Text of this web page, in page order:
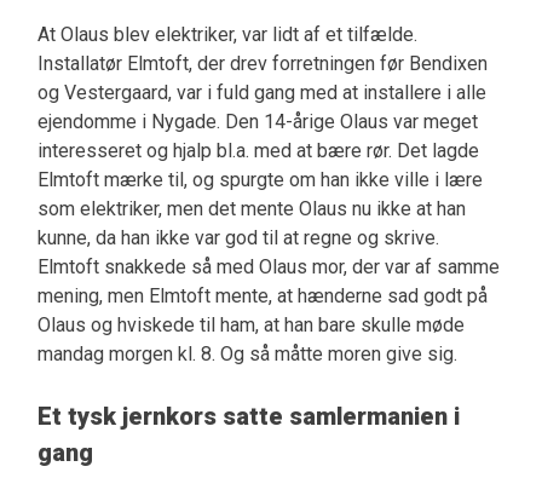
At Olaus blev elektriker, var lidt af et tilfælde.
Installatør Elmtoft, der drev forretningen før Bendixen
og Vestergaard, var i fuld gang med at installere i alle
ejendomme i Nygade. Den 14-årige Olaus var meget
interesseret og hjalp bl.a. med at bære rør. Det lagde
Elmtoft mærke til, og spurgte om han ikke ville i lære
som elektriker, men det mente Olaus nu ikke at han
kunne, da han ikke var god til at regne og skrive.
Elmtoft snakkede så med Olaus mor, der var af samme
mening, men Elmtoft mente, at hænderne sad godt på
Olaus og hviskede til ham, at han bare skulle møde
mandag morgen kl. 8. Og så måtte moren give sig.
Et tysk jernkors satte samlermanien i
gang